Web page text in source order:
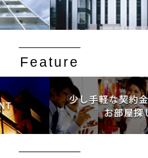
Feature